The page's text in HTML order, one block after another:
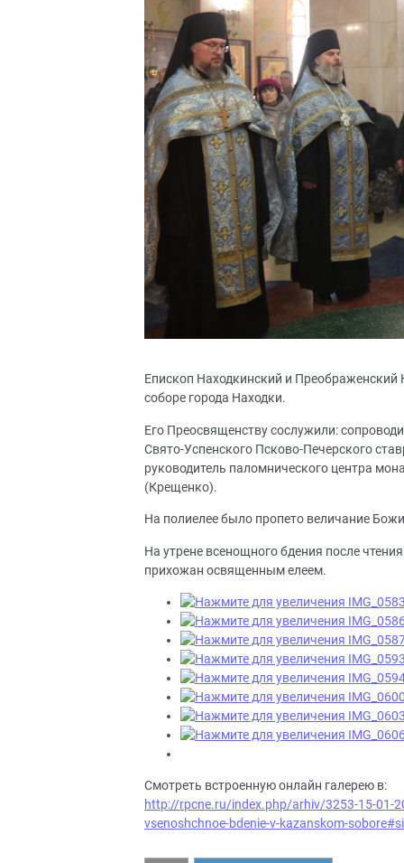
Епископ Находкинский и
соборе города Находки.
Его Преосвященству сослужили:
Свято-Успенского Псково-Печерского
руководитель паломнического центра
(Крещенко).
На полиелее было пропето величание
На утрене всенощного бдения после
прихожан освященным елеем.
Смотреть встроенную онлайн галерею в:
http://rpcne.ru/index.php/arhiv/3253-15-01-
vsenoshchnoe-bdenie-v-kazanskom-